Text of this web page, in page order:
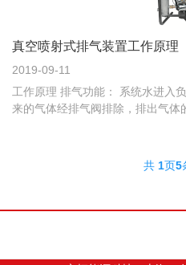
真空喷射式排气装置工作原理
2019-09-11
工作原理 排气功能： 系统水进入
来的气体经排气阀排除，排出气体
共 1页5